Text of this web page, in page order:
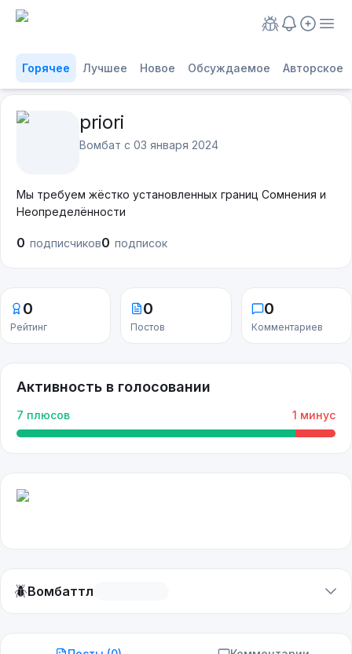
Горячее Лучшее Новое Обсуждаемое Авторское
priori
Вомбат с 03 января 2024
Мы требуем жёстко установленных границ Сомнения и
Неопределённости
0 подписчиков0 подписок
0
Рейтинг
0
Постов
0
Комментариев
Активность в голосовании
7 плюсов 1 минус
🪲Вомбаттл